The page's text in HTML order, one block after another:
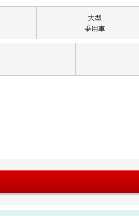
大型
乗用車